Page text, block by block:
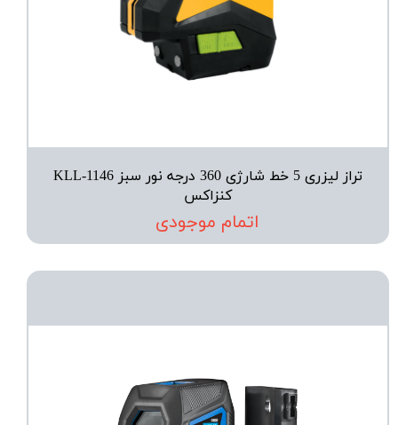
تراز لیزری 5 خط شارژی 360 درجه نور سبز KLL-1146
کنزاکس
اتمام موجودی